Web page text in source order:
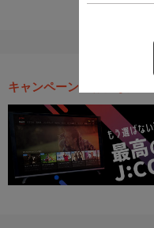
キャンペーン・お得な情報